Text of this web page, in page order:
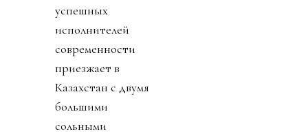
успешных
исполнителей
современности
приезжает в
Казахстан с двумя
большими
сольными